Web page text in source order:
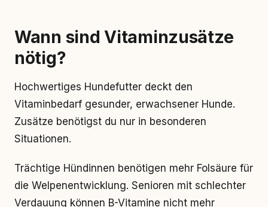
Wann sind Vitaminzusätze
nötig?
Hochwertiges Hundefutter deckt den
Vitaminbedarf gesunder, erwachsener Hunde.
Zusätze benötigst du nur in besonderen
Situationen.
Trächtige Hündinnen benötigen mehr Folsäure für
die Welpenentwicklung. Senioren mit schlechter
Verdauung können B-Vitamine nicht mehr